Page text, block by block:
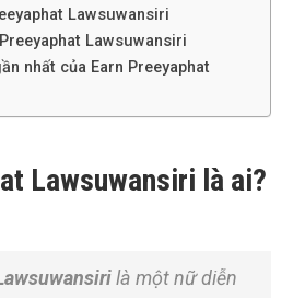
Lawsuwansiri
Lawsuwansiri
nhất của Earn Preeyaphat
Lawsuwansiri là ai?
là một nữ diễn